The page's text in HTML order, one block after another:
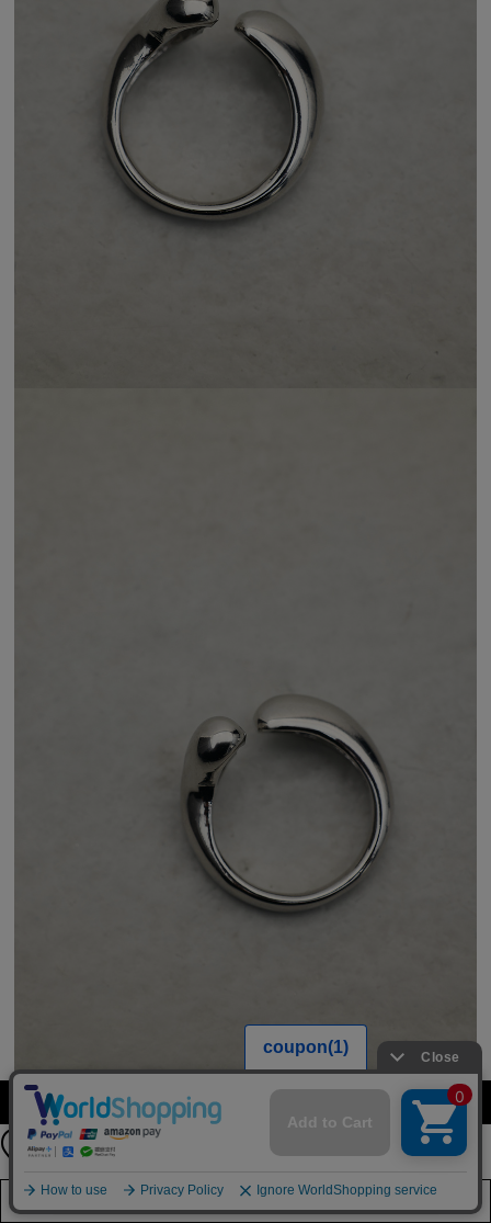
カラーを選択する（フリーサイズ）
店舗在庫を見る
【期間限定】
新規会員登録キャンペーン開催！
8月31日（月）23：59まで
詳しくは
こちら